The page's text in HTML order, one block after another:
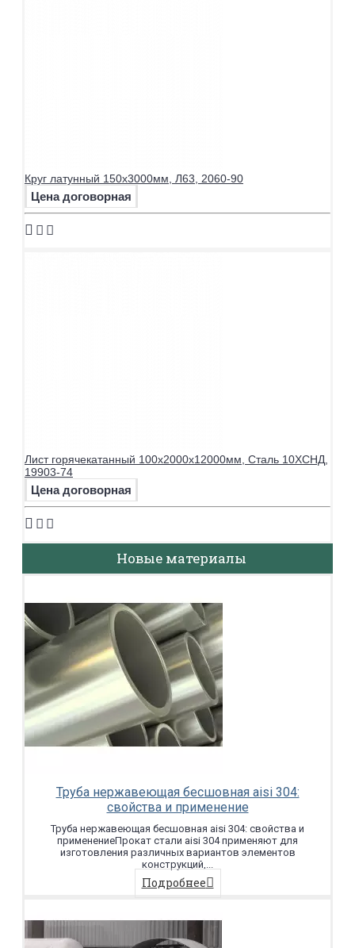
Круг латунный 150х3000мм, Л63, 2060-90
Цена договорная
Лист горячекатанный 100х2000х12000мм, Сталь 10ХСНД,
19903-74
Цена договорная
Новые материалы
Труба нержавеющая бесшовная aisi 304:
свойства и применение
Труба нержавеющая бесшовная aisi 304: свойства и
применениеПрокат стали aisi 304 применяют для
изготовления различных вариантов элементов
конструкций,...
Подробнее